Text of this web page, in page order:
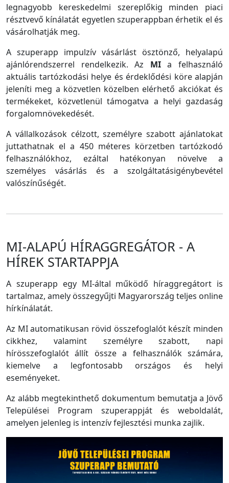
legnagyobb kereskedelmi szereplőkig minden piaci
résztvevő kínálatát egyetlen szuperappban érhetik el és
vásárolhatják meg.
A szuperapp impulzív vásárlást ösztönző, helyalapú
ajánlórendszerrel rendelkezik. Az MIa felhasználó
aktuális tartózkodási helye és érdeklődési köre alapján
jeleníti meg a közvetlen közelben elérhető akciókat és
termékeket, közvetlenül támogatva a helyi gazdaság
forgalomnövekedését.
A vállalkozások célzott, személyre szabott ajánlatokat
juttathatnak el a 450 méteres körzetben tartózkodó
felhasználókhoz, ezáltal hatékonyan növelve a
személyes vásárlás és a szolgáltatásigénybevétel
valószínűségét.
MI-ALAPÚ HÍRAGGREGÁTOR - A
HÍREK STARTAPPJA
A szuperapp egy MI-által működő híraggregátort is
tartalmaz, amely összegyűjti Magyarország teljes online
hírkínálatát.
Az MI automatikusan rövid összefoglalót készít minden
cikkhez, valamint személyre szabott, napi
hírösszefoglalót állít össze a felhasználók számára,
kiemelve a legfontosabb országos és helyi
eseményeket.
Az alább megtekinthető dokumentum bemutatja a Jövő
Települései Program szuperappját és weboldalát,
amelyen jelenleg is intenzív fejlesztési munka zajlik.